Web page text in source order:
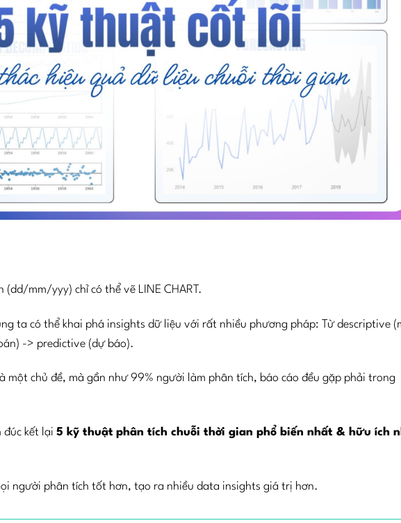
mm/yyy) chỉ có thể vẽ LINE CHART.
ta có thể khai phá insights dữ liệu với rất nhiều phương pháp: Từ descriptive
-> predictive (dự báo).
một chủ đề, mà gần như 99% người làm phân tích, báo cáo đều gặp phải trong
đúc kết lại5 kỹ thuật phân tích chuỗi thời gian phổ biến nhất & hữu ích
người phân tích tốt hơn, tạo ra nhiều data insights giá trị hơn.